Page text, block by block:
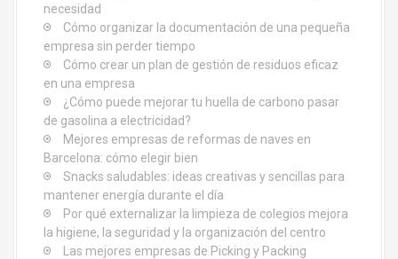
necesidad
Cómo organizar la documentación de una pequeña
empresa sin perder tiempo
Cómo crear un plan de gestión de residuos eficaz
en una empresa
¿Cómo puede mejorar tu huella de carbono pasar
de gasolina a electricidad?
Mejores empresas de reformas de naves en
Barcelona: cómo elegir bien
Snacks saludables: ideas creativas y sencillas para
mantener energía durante el día
Por qué externalizar la limpieza de colegios mejora
la higiene, la seguridad y la organización del centro
Las mejores empresas de Picking y Packing